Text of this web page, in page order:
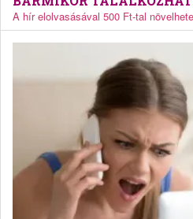
A hír elolvasásával 500 Ft-tal